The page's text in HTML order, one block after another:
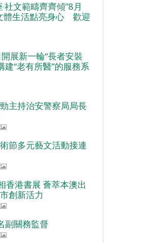
社文範疇齊齊傾”8月
體生活點亮身心 歡迎
展新一輪“長者安裝
建“老有所醫”的服務系
主持治安警察局局長
節多元藝文活動接連
香港書展 薈萃本澳出
創新活力
副關務監督